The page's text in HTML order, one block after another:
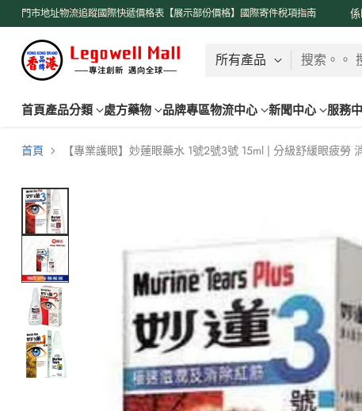
門市地址物流追蹤國際快遞價格表【展示部份價格】 國際寄件稅項指南
了解更多
搜索。。
首頁產品分類 處方藥物 品牌專區物流中心 新聞中心 服務
首頁 【專業護眼】妙蓮眼藥水 1號2號3號 15ml | 分級舒緩眼疲